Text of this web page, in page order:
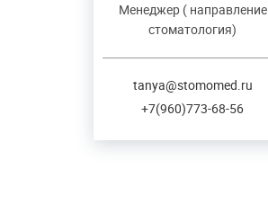
Менеджер ( направление
стоматология)
tanya@stomomed.ru
+7(960)773-68-56